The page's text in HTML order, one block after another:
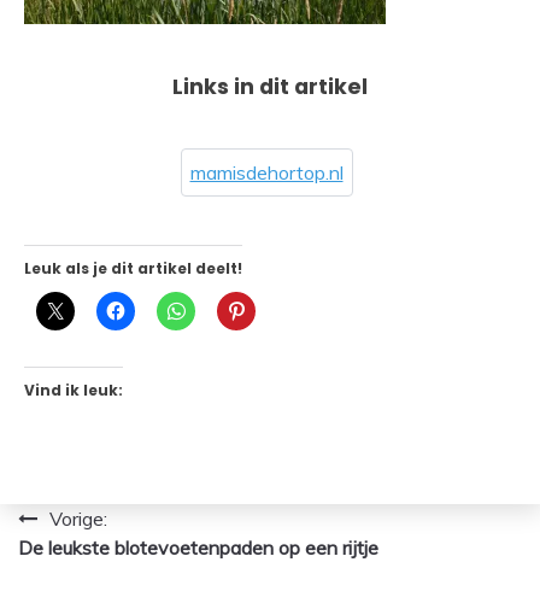
Links in dit artikel
mamisdehortop.nl
Leuk als je dit artikel deelt!
Vind ik leuk:
Bericht
navigatie
Vorige:
De leukste blotevoetenpaden op een rijtje